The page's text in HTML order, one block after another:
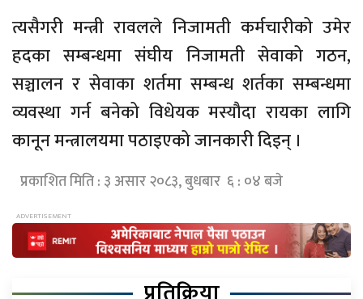
त्यसैगरी मन्त्री रावलले निजामती कर्मचारीको उमेर
हदका सम्बन्धमा संघीय निजामती सेवाको गठन,
सञ्चालन र सेवाका शर्तमा सम्बन्ध शर्तका सम्बन्धमा
व्यवस्था गर्न बनेको विधेयक मस्यौदा रायका लागि
कानून मन्त्रालयमा पठाइएको जानकारी दिइन् ।
प्रकाशित मिति : ३ असार २०८३, बुधबार ६ : ०४ बजे